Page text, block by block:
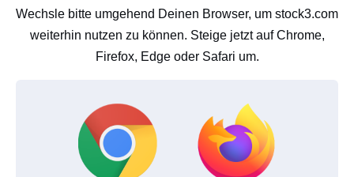
Wechsle bitte umgehend Deinen Browser, um stock3.com
weiterhin nutzen zu können. Steige jetzt auf Chrome,
Firefox, Edge oder Safari um.